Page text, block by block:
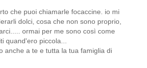
che puoi chiamarle focaccine. io mi
dolci, cosa che non sono proprio,
ormai per me sono così come
quand'ero piccola...
anche a te e tutta la tua famiglia di